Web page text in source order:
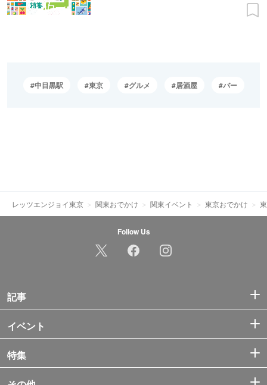
中目黒駅 東京 グルメ 居酒屋 バー
レッツエンジョイ東京 関東おでかけ 関東イベント 東京おでかけ
Follow Us
記事
イベント
特集